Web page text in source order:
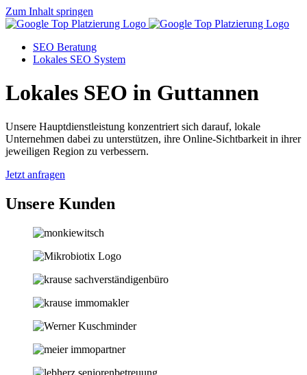
Zum Inhalt springen
SEO Beratung
Lokales SEO System
Lokales SEO in Guttannen
Unsere Hauptdienstleistung konzentriert sich darauf, lokale
Unternehmen dabei zu unterstützen, ihre Online-Sichtbarkeit in ihrer
jeweiligen Region zu verbessern.
Jetzt anfragen
Unsere Kunden